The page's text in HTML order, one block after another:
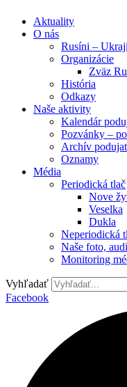
Aktuality
O nás
Rusíni –
Organizácie
Zväz
História
Odkazy
Naše aktivity
Kalendár
Pozvánky –
Archív
Oznamy
Média
Periodická tlač
Nove
Veselka
Dukla
Neperiodická
Naše foto,
Monitoring
Vyhľadať
Facebook